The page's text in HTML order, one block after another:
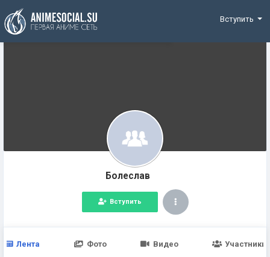
Funding
Вступить
Болеслав
Вступить
Лента Фото Видео Участники